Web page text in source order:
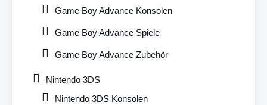
Game Boy Advance Konsolen
Game Boy Advance Spiele
Game Boy Advance Zubehör
Nintendo 3DS
Nintendo 3DS Konsolen